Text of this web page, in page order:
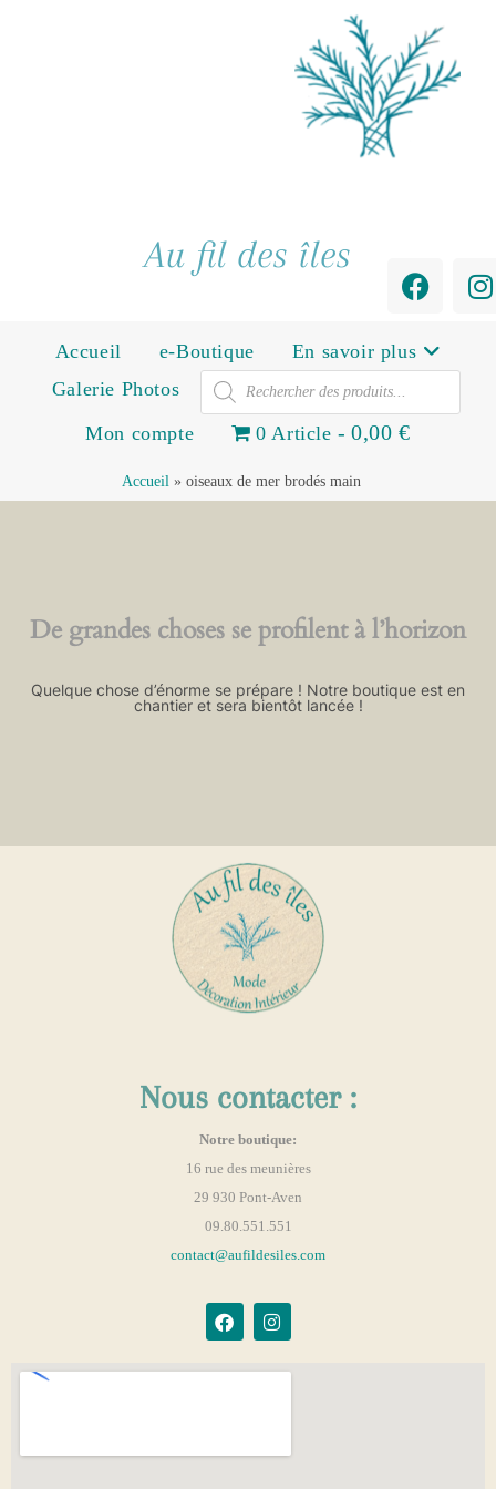
Au fil des îles
Accueil e-Boutique
En savoir plus
Galerie Photos
Mon compte
0 Article 0,00 €
Accueil » oiseaux de mer brodés main
De grandes choses se profilent à l’horizon
Quelque chose d’énorme se prépare ! Notre boutique est en
chantier et sera bientôt lancée !
Nous contacter :
Notre boutique:
16 rue des meunières
29 930 Pont-Aven
09.80.551.551
contact@aufildesiles.com